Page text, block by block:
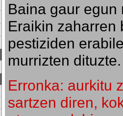
Baina gaur egun
Eraikin zaharren
pestiziden
murrizten dituzte.
Erronka: aurkitu
sartzen diren,